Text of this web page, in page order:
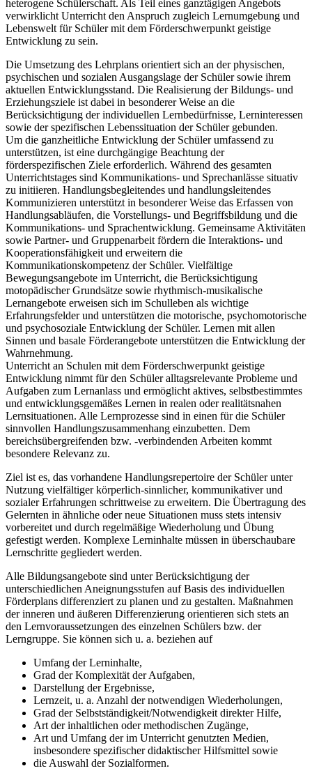
heterogene Schülerschaft. Als Teil eines ganztägigen Angebots
verwirklicht Unterricht den Anspruch zugleich Lernumgebung und
Lebenswelt für Schüler mit dem Förderschwerpunkt geistige
Entwicklung zu sein.
Die Umsetzung des Lehrplans orientiert sich an der physischen,
psychischen und sozialen Ausgangslage der Schüler sowie ihrem
aktuellen Entwicklungsstand. Die Realisierung der Bildungs- und
Erziehungsziele ist dabei in besonderer Weise an die
Berücksichtigung der individuellen Lernbedürfnisse, Lerninteressen
sowie der spezifischen Lebenssituation der Schüler gebunden.
Um die ganzheitliche Entwicklung der Schüler umfassend zu
unterstützen, ist eine durchgängige Beachtung der
förderspezifischen Ziele erforderlich. Während des gesamten
Unterrichtstages sind Kommunikations- und Sprechanlässe situativ
zu initiieren. Handlungsbegleitendes und handlungsleitendes
Kommunizieren unterstützt in besonderer Weise das Erfassen von
Handlungsabläufen, die Vorstellungs- und Begriffsbildung und die
Kommunikations- und Sprachentwicklung. Gemeinsame Aktivitäten
sowie Partner- und Gruppenarbeit fördern die Interaktions- und
Kooperationsfähigkeit und erweitern die
Kommunikationskompetenz der Schüler. Vielfältige
Bewegungsangebote im Unterricht, die Berücksichtigung
motopädischer Grundsätze sowie rhythmisch-musikalische
Lernangebote erweisen sich im Schulleben als wichtige
Erfahrungsfelder und unterstützen die motorische, psychomotorische
und psychosoziale Entwicklung der Schüler. Lernen mit allen
Sinnen und basale Förderangebote unterstützen die Entwicklung der
Wahrnehmung.
Unterricht an Schulen mit dem Förderschwerpunkt geistige
Entwicklung nimmt für den Schüler alltagsrelevante Probleme und
Aufgaben zum Lernanlass und ermöglicht aktives, selbstbestimmtes
und entwicklungsgemäßes Lernen in realen oder realitätsnahen
Lernsituationen. Alle Lernprozesse sind in einen für die Schüler
sinnvollen Handlungszusammenhang einzubetten. Dem
bereichsübergreifenden bzw. -verbindenden Arbeiten kommt
besondere Relevanz zu.
Ziel ist es, das vorhandene Handlungsrepertoire der Schüler unter
Nutzung vielfältiger körperlich-sinnlicher, kommunikativer und
sozialer Erfahrungen schrittweise zu erweitern. Die Übertragung des
Gelernten in ähnliche oder neue Situationen muss stets intensiv
vorbereitet und durch regelmäßige Wiederholung und Übung
gefestigt werden. Komplexe Lerninhalte müssen in überschaubare
Lernschritte gegliedert werden.
Alle Bildungsangebote sind unter Berücksichtigung der
unterschiedlichen Aneignungsstufen auf Basis des individuellen
Förderplans differenziert zu planen und zu gestalten. Maßnahmen
der inneren und äußeren Differenzierung orientieren sich stets an
den Lernvoraussetzungen des einzelnen Schülers bzw. der
Lerngruppe. Sie können sich u. a. beziehen auf
Umfang der Lerninhalte,
Grad der Komplexität der Aufgaben,
Darstellung der Ergebnisse,
Lernzeit, u. a. Anzahl der notwendigen Wiederholungen,
Grad der Selbstständigkeit/Notwendigkeit direkter Hilfe,
Art der inhaltlichen oder methodischen Zugänge,
Art und Umfang der im Unterricht genutzten Medien,
insbesondere spezifischer didaktischer Hilfsmittel sowie
die Auswahl der Sozialformen.